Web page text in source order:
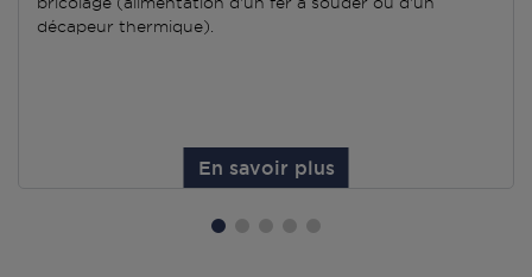
décapeur thermique).
En savoir plus